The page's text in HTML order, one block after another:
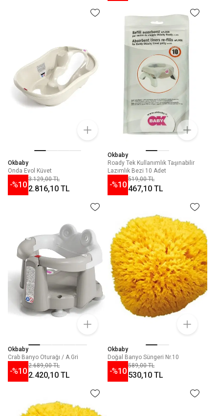
Okbaby
Onda Evol Küvet
-%10
3.129,00 TL
2.816,10 TL
Okbaby
Roady Tek Kullanımlık Taşınabilir
Lazımlık Bezi 10 Adet
-%10
519,00 TL
467,10 TL
Okbaby
Crab Banyo Oturağı / A.Gri
-%10
2.689,00 TL
2.420,10 TL
Okbaby
Doğal Banyo Süngeri Nr.10
-%10
589,00 TL
530,10 TL